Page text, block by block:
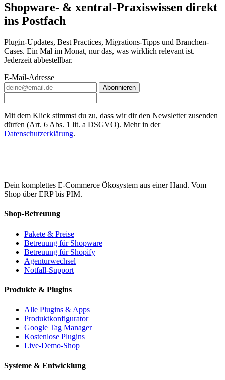
Shopware- & xentral-Praxiswissen direkt
ins Postfach
Plugin-Updates, Best Practices, Migrations-Tipps und Branchen-
Cases. Ein Mal im Monat, nur das, was wirklich relevant ist.
Jederzeit abbestellbar.
E-Mail-Adresse
Abonnieren
Mit dem Klick stimmst du zu, dass wir dir den Newsletter zusenden
dürfen (Art. 6 Abs. 1 lit. a DSGVO). Mehr in der
Datenschutzerklärung.
Dein komplettes E-Commerce Ökosystem aus einer Hand. Vom
Shop über ERP bis PIM.
Shop-Betreuung
Pakete & Preise
Betreuung für Shopware
Betreuung für Shopify
Agenturwechsel
Notfall-Support
Produkte & Plugins
Alle Plugins & Apps
Produktkonfigurator
Google Tag Manager
Kostenlose Plugins
Live-Demo-Shop
Systeme & Entwicklung